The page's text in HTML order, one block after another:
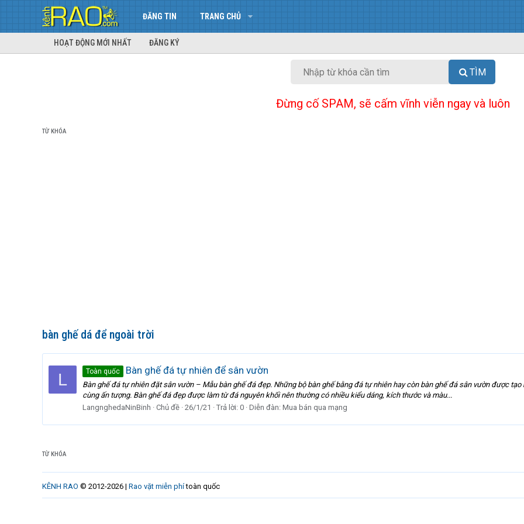
ĐĂNG TIN TRANG CHỦ
HOẠT ĐỘNG MỚI NHẤT ĐĂNG KÝ
TÌM
Đừng cố SPAM, sẽ cấm vĩnh viễn ngay và luôn
TỪ KHÓA
bàn ghế dá để ngoài trời
L Toàn quốc Bàn ghế đá tự nhiên để sân vườn
Bàn ghế đá tự nhiên đặt sân vườn – Mẫu bàn ghế đá đẹp. Những bộ bàn ghế bằng đá tự nhiên hay còn bàn ghế đá sân vườn được
cùng ấn tượng. Bàn ghế đá đẹp được làm từ đá nguyên khối nên thường có nhiều kiểu dáng, kích thước và màu...
LangnghedaNinBinh
Chủ đề 26/1/21 Trả lời: 0 Diễn đàn: Mua bán qua mạng
TỪ KHÓA
KÊNH RAO © 2012-2026 | Rao vặt miễn phítoàn quốc